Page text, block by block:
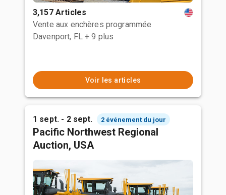
3,157 Articles
Vente aux enchères programmée
Davenport, FL + 9 plus
Voir les articles
1 sept. - 2 sept. 2 événement du jour
Pacific Northwest Regional
Auction, USA